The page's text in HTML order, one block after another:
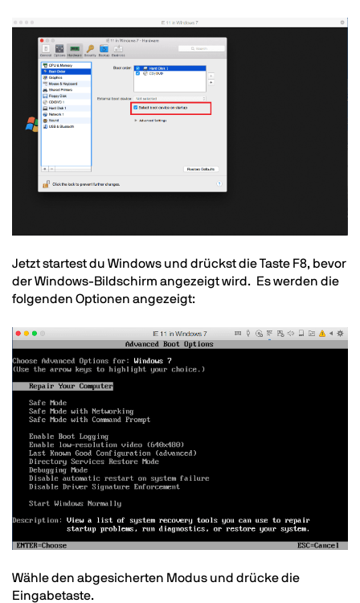
Image
Text
Jetzt startest du Windows und drückst die Taste F8, bevor
der Windows-Bildschirm angezeigt wird. Es werden die
folgenden Optionen angezeigt:
Image
Text
Wähle den abgesicherten Modus und drücke die
Eingabetaste.